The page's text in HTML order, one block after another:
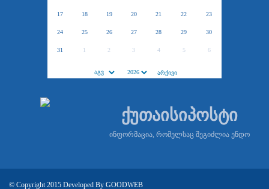
17 18 19 20 21 22 23
24 25 26 27 28 29 30
31 1 2 3 4 5 6
ქუთაისიპოსტი
ინფორმაცია, რომელსაც შეგიძლია ენდო
© Copyright 2015 Developed By GOODWEB